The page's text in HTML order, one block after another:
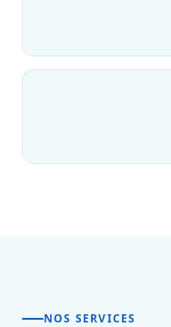
NOS SERVICES